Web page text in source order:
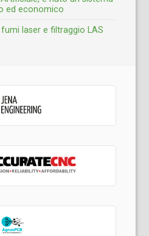
ed economico
laser e filtraggio LAS